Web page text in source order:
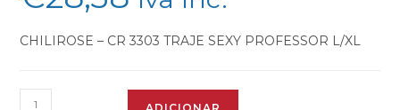
CHILIROSE – CR 3303 TRAJE SEXY PROFESSOR L/XL